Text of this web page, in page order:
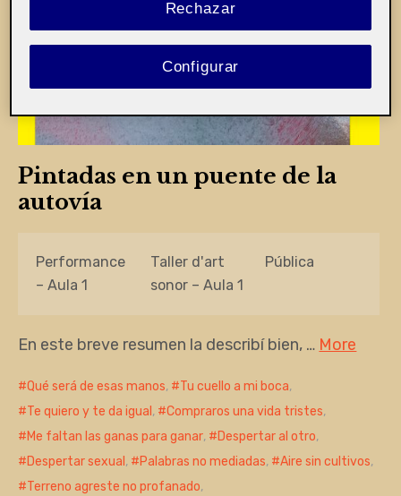
Pintadas en un puente de la
autovía
Performance
– Aula 1
Taller d'art
sonor – Aula 1
Pública
En este breve resumen la describí bien, … More
Qué será de esas manos, Tu cuello a mi boca,
Te quiero y te da igual , Compraros una vida tristes,
Me faltan las ganas para ganar, Despertar al otro,
Despertar sexual , Palabras no mediadas, Aire sin cultivos,
Terreno agreste no profanado,
Rechazar
Configurar